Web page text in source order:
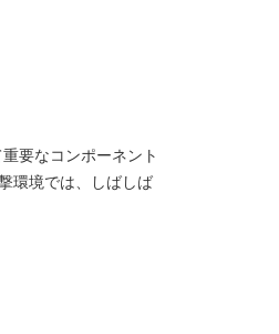
要なコンポーネント
環境では、しばしば